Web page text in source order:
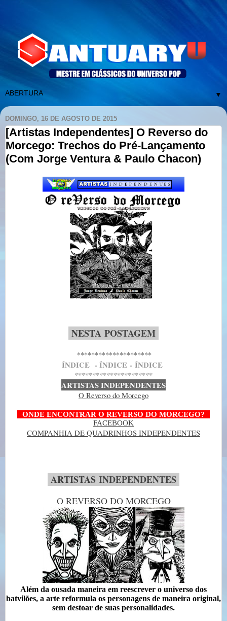
▼
DOMINGO, 16 DE AGOSTO DE 2015
[Artistas Independentes] O Reverso do
Morcego: Trechos do Pré-Lançamento
(Com Jorge Ventura & Paulo Chacon)
NESTA POSTAGEM
*********************
ÍNDICE - ÍNDICE - ÍNDICE
**********************
ARTISTAS INDEPENDENTES
O Reverso do Morcego
ONDE ENCONTRAR O REVERSO DO MORCEGO?
FACEBOOK
COMPANHIA DE QUADRINHOS INDEPENDENTES
ARTISTAS INDEPENDENTES
O REVERSO DO MORCEGO
Além da ousada maneira em reescrever o universo dos
batvilões, a arte reformula os personagens de maneira original,
sem destoar de suas personalidades.